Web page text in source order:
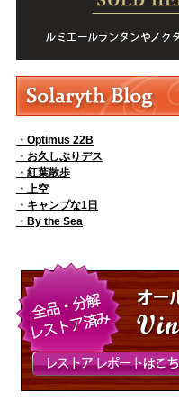
・Optimus 22B
・お久しぶりデス
・紅葉散歩
・上空
・キャンプな1日
・By the Sea